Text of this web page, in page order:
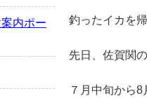
釣ったイカを
先日、佐賀関
７月中旬から8
内ポー